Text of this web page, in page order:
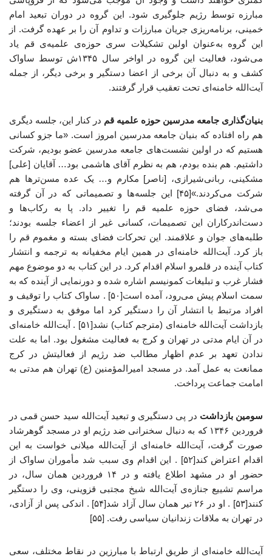
مبارزه توسط رژیم جلوگیری شود. این گروه در دوران تبعید امام
خمینی، برنامه‌ریزی جریان مبارزات و تداوم آن را بر عهده گرفت. از
این گروه به‌عنوان اولین تشکیلات سری حوزه‌ی علمیه‌ی قم یاد
می‌شود، فعالیت این گروه در اواخر سال ۱۳۴۵ش توسط ساواک
کشف و به دنبال آن برخی از اعضا دستگیر و برخی دیگر، از جمله
آیت‌الله خامنه‌ای تحت تعقیب قرار گرفتند.
بنیان‌گذاری جامعه مدرسین حوزه علمیه قم در کنار این، جلسه دیگری
هم راه افتاده که بنیان جامعه مدرسین امروز است. «ما جزو کسانی
هستیم که در اولین نشست‌های جامعه مدرسین عضو بودیم، شرکت
داشتیم. هم بنده بودم، هم به نظرم آقای هاشمی بود… آقایان [علی]
مشکینی، ربانی‌شیرازی، [ناصر] مکارم و… یک عده مسن‌ترها هم
شرکت می‌کردند.»[۴۵] این جلسه‌ها و تصمیماتی که در آن گرفته
می‌شد، فضای حوزه علمیه قم را تغییر داد. پا به رکاب‌ها و
دست‌اندرکاران این تصمیمات، کسانی غیر از اعضاء جلسه بودند؛
طلبه‌های جوان و علاقمند. این تحرکات فضای بسته و مغموم قم را
باز کرد. آیت‌الله خامنه‌ای در همین ایام مخفیانه به ترجمه و انتشار
کتاب آینده در قلمرو اسلام اقدام کرد. در این کتاب به دو موضوع مهم
فشار غرب و تبلیغات کمونیسم اشاره شده و دورنمایی از آینده که به
سمت اسلام پیش می‌رود، آمده است[۵۰] . ساواک کتاب را توقیف و
افراد مرتبط با انتشار آن را دستگیر کرد اما موفق به دستگیری و
بازداشت آیت‌الله خامنه‌ای (مترجم کتاب) نشد[۵۱] . آیت‌الله خامنه‌ای
در آن ایام مدتی در تهران و کرج به فعالیت مشغول بود. اما به علت
ندادن تعهد بر عدم اظهار مطالب ضد رژیم از فعالیتش در کرج
ممانعت به عمل آمد. در مسجد امیرالمؤمنین (ع) تهران هم مدتی به
امامت جماعت پرداخت.
سومین بازداشت در پی دستگیری و تبعید آیت‌الله سید حسن قمی در
فروردین ۱۳۴۶ که به دنبال سخنرانی ضد رژیم او در مسجد گوهرشاد
صورت گرفت، آیت‌الله خامنه‌ای از آیت‌الله میلانی خواست به این
اقدام اعتراض کند[۵۲] . این اقدام وی سبب شد مأموران ساواک از
حضور او در مشهد اطلاع یافته و در ۱۴ فروردین همان سال، در
مراسم تشییع جنازه‌ی آیت‌الله شیخ مجتبی قزوینی، وی را دستگیر
کنند[۵۳] . او در ۲۶ تیر همان سال آزاد شد[۵۴] . اندکی پس از آزادی،
در تهران به ملاقات زندانیان سیاسی رفت. [۵۵]
آیت‌الله خامنه‌ای از طریق ارتباط با مبارزین در نقاط مختلف، سعی